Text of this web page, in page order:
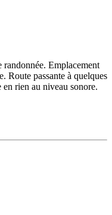
randonnée. Emplacement
Route passante à quelques
en rien au niveau sonore.